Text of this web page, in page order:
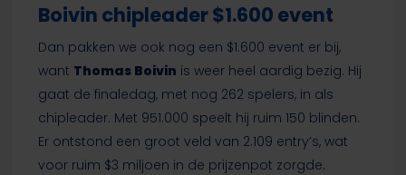
Boivin chipleader $1.600 event
Dan pakken we ook nog een $1.600 event er bij,
want Thomas Boivin is weer heel aardig bezig. Hij
gaat de finaledag, met nog 262 spelers, in als
chipleader. Met 951.000 speelt hij ruim 150 blinden.
Er ontstond een groot veld van 2.109 entry’s, wat
voor ruim $3 miljoen in de prijzenpot zorgde.